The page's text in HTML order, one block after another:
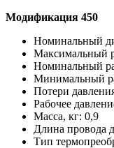
Модификация 450
Номинальный
Максимальный
Номинальный
Минимальный
Потери
Рабочее
Масса, кг: 0,9
Длина провода
Тип